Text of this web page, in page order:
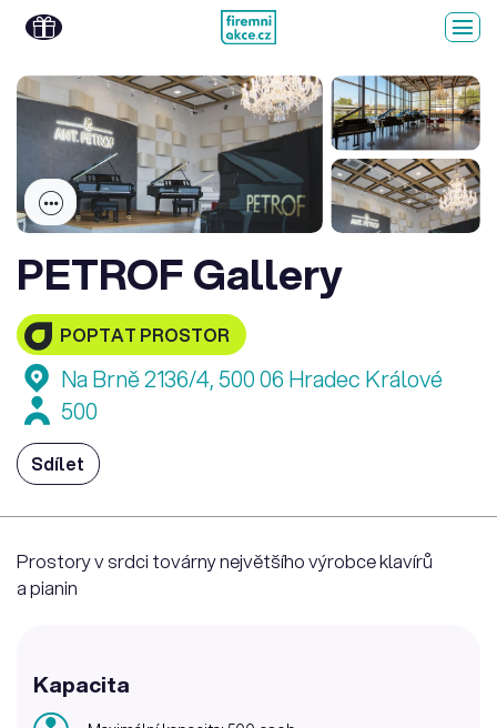
PETROF Gallery
POPTAT PROSTOR
Na Brně 2136/4, 500 06 Hradec Králové
500
Sdílet
Prostory v srdci továrny největšího výrobce klavírů
a pianin
Kapacita